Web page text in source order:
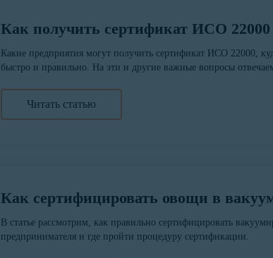
Как получить сертификат ИСО
Какие предприятия могут получить сертификат ИСО 22000,
быстро и правильно. На эти и другие важные вопросы
Читать статью
Как сертифицировать овощи в
В статье рассмотрим, как правильно сертифицировать
предпринимателя и где пройти процедуру сертификации.